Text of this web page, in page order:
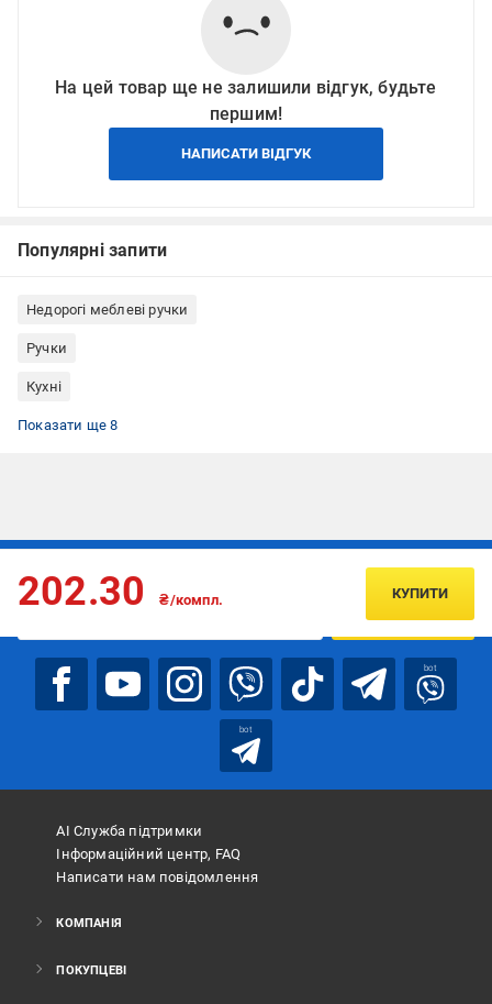
На цей товар ще не залишили відгук, будьте
першим!
НАПИСАТИ ВІДГУК
Популярні запити
Недорогі меблеві ручки
Ручки
Кухні
Меблеві ручки в стилі модерн
Меблеві ручки в стилі ретро
Меблеві ручки для шаф
Меблеві ручки лофт
Декоративні меблеві ручки
Меблеві ручки-скоби
Меблеві ручки 192 мм
Меблеві ручки Грейд
Показати ще 8
202.30 ₴/компл. КУПИТИ
Підписуйтесь, щоб дізнаватись першим про акції та пропозиції
ПІДПИСАТИСЯ
bot
bot
АІ Служба підтримки
Інформаційний центр, FAQ
Написати нам повідомлення
КОМПАНІЯ
ПОКУПЦЕВІ